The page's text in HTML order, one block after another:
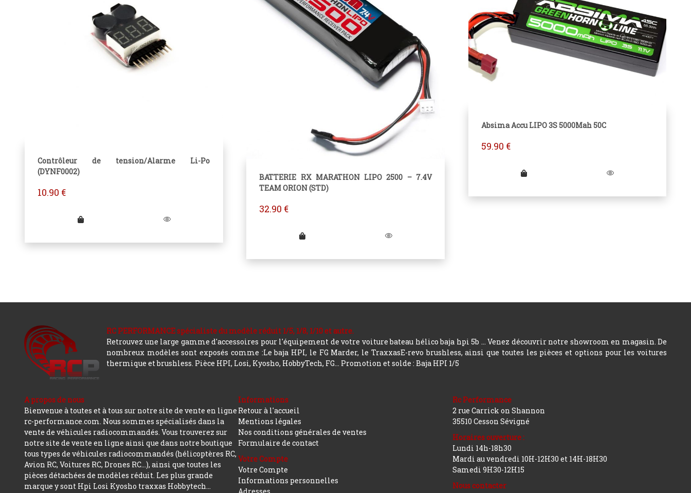
Contrôleur de tension/Alarme Li-Po
(DYNF0002)
10.90 €
BATTERIE RX MARATHON LIPO 2500 – 7.4V
TEAM ORION (STD)
32.90 €
Absima Accu LIPO 3S 5000Mah 50C
59.90 €
RC PERFORMANCE spécialiste du modèle réduit 1/5, 1/8, 1/10 et autre.
Retrouvez une large gamme d'accessoires pour l'équipement de votre voiture bateau hélico baja hpi 5b ... Venez découvrir notre showroom en magasin. De
nombreux modèles sont exposés comme :Le baja HPI, le FG Marder, le TraxxasE-revo brushless, ainsi que toutes les pièces et options pour les voitures
thermique et brushless. Pièce HPI, Losi, Kyosho, HobbyTech, FG... Promotion et solde : Baja HPI 1/5
A propos de nous
Bienvenue à toutes et à tous sur notre site de vente en ligne
rc-performance.com. Nous sommes spécialisés dans la
vente de véhicules radiocommandés. Vous trouverez sur
notre site de vente en ligne ainsi que dans notre boutique
tous types de véhicules radiocommandés (hélicoptères RC,
Avion RC, Voitures RC, Drones RC…), ainsi que toutes les
pièces détachées de modèles réduit. Les plus grande
marque y sont Hpi Losi Kyosho traxxas Hobbytech...
Informations
Retour à l'accueil
Mentions légales
Nos conditions générales de ventes
Formulaire de contact
Votre Compte
Votre Compte
Informations personnelles
Rc Performance
2 rue Carrick on Shannon
35510 Cesson Sévigné
Horaires ouverture :
Lundi 14h-18h30
Mardi au vendredi 10H-12H30 et 14H-18H30
Samedi 9H30-12H15
Nous contacter